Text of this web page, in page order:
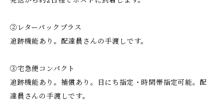
②レターパックプラス
追跡機能あり。配達員さんの手渡しです。
③宅急便コンパクト
追跡機能あり。補償あり。日にち指定・時間帯指定可能。配
達員さんの手渡しです。